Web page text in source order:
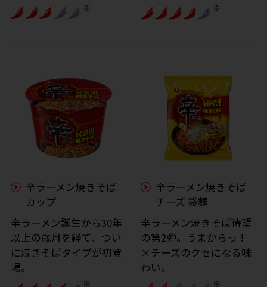
※ ※
辛ラーメン焼きそば
カップ
辛ラーメン誕生から30年
以上の歳月を経て、つい
に焼きそばタイプが初登
場。
※
辛ラーメン焼きそば
チーズ 袋麺
辛ラーメン焼きそば待望
の第2弾。うまからっ！
×チーズのクセになる味
わい。
※